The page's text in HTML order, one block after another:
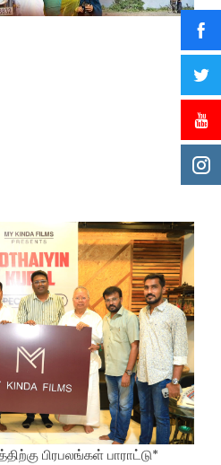
பிரபலங்கள் பாராட்டு*